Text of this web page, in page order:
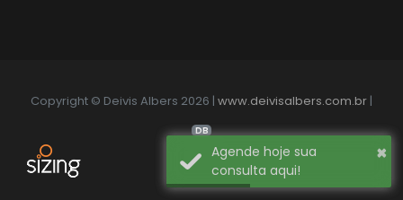
Copyright © Deivis Albers 2026 | www.deivisalbers.com.br |
DB
×
Agende hoje sua
consulta aqui!